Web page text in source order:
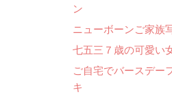
ン
ニューボーンご家族
七五三７歳の可愛い
ご自宅でバースデー
キ